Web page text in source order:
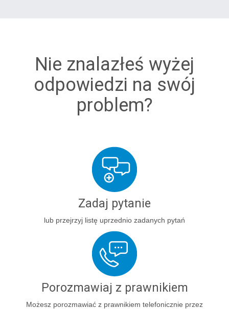
Nie znalazłeś wyżej
odpowiedzi na swój
problem?
Zadaj pytanie
lub przejrzyj listę uprzednio zadanych pytań
Porozmawiaj z prawnikiem
Możesz porozmawiać z prawnikiem telefonicznie przez